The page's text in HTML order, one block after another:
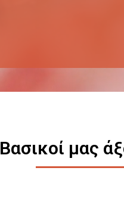
Βασικοί μας